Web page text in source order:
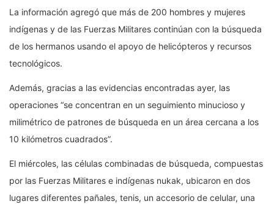
La información agregó que más de 200 hombres y mujeres
indígenas y de las Fuerzas Militares continúan con la búsqueda
de los hermanos usando el apoyo de helicópteros y recursos
tecnológicos.
Además, gracias a las evidencias encontradas ayer, las
operaciones “se concentran en un seguimiento minucioso y
milimétrico de patrones de búsqueda en un área cercana a los
10 kilómetros cuadrados”.
El miércoles, las células combinadas de búsqueda, compuestas
por las Fuerzas Militares e indígenas nukak, ubicaron en dos
lugares diferentes pañales, tenis, un accesorio de celular, una